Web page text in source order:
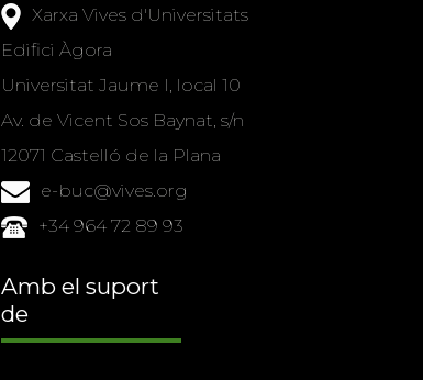
Xarxa Vives d'Universitats
Edifici Àgora
Universitat Jaume I, local 10
Av. de Vicent Sos Baynat, s/n
12071 Castelló de la Plana
e-buc@vives.org
+34 964 72 89 93
Amb el suport
de